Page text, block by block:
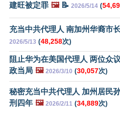
建旺被定罪 🖼️📝 2026/5/14 (
充当中共代理人 南加州华裔市
2026/5/13 (48,258次)
阻止华为在美国代理人 两位众
政当局 🖼️ 2026/3/10 (30,057次)
秘密充当中共代理人 加州居民
刑四年 🖼️ 2026/2/11 (34,889次)